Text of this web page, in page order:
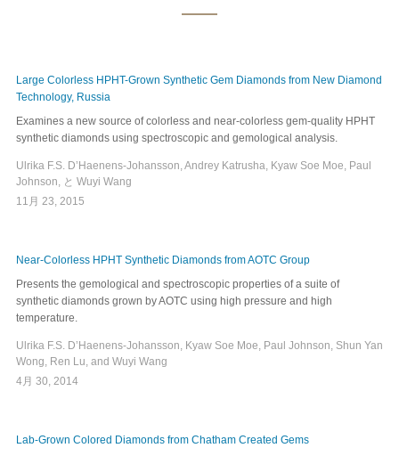
Large Colorless HPHT-Grown Synthetic Gem Diamonds from New Diamond
Technology, Russia
Examines a new source of colorless and near-colorless gem-quality HPHT
synthetic diamonds using spectroscopic and gemological analysis.
Ulrika F.S. D’Haenens-Johansson, Andrey Katrusha, Kyaw Soe Moe, Paul
Johnson, と Wuyi Wang
11月 23, 2015
Near-Colorless HPHT Synthetic Diamonds from AOTC Group
Presents the gemological and spectroscopic properties of a suite of
synthetic diamonds grown by AOTC using high pressure and high
temperature.
Ulrika F.S. D’Haenens-Johansson, Kyaw Soe Moe, Paul Johnson, Shun Yan
Wong, Ren Lu, and Wuyi Wang
4月 30, 2014
Lab-Grown Colored Diamonds from Chatham Created Gems